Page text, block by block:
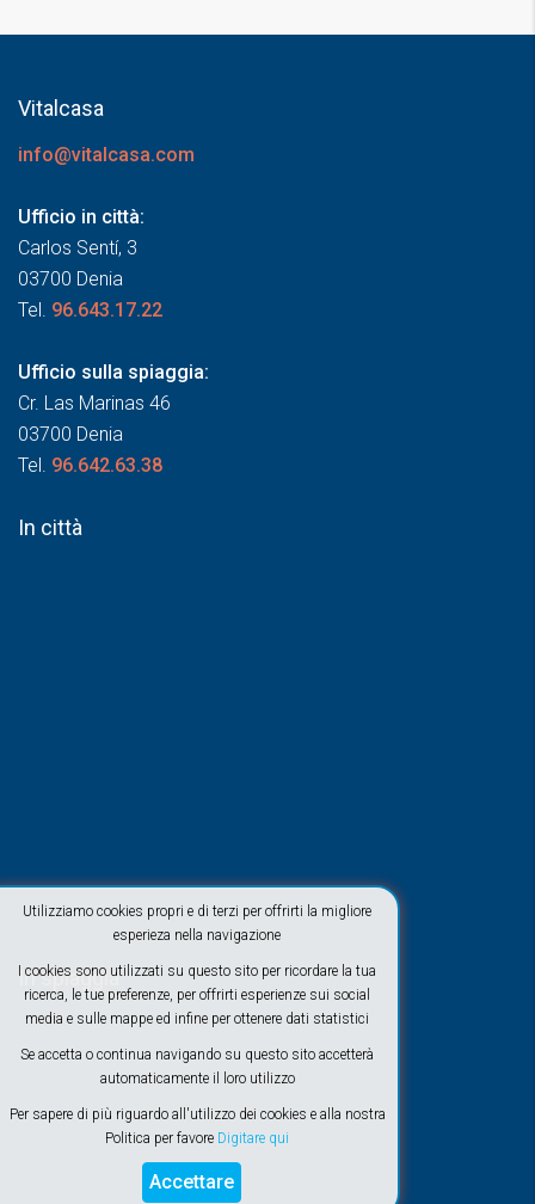
Utilizziamo cookies propri e di terzi per offrirti la migliore
esperieza nella navigazione
I cookies sono utilizzati su questo sito per ricordare la tua
ricerca, le tue preferenze, per offrirti esperienze sui social
media e sulle mappe ed infine per ottenere dati statistici
Se accetta o continua navigando su questo sito accetterà
automaticamente il loro utilizzo
Per sapere di più riguardo all'utilizzo dei cookies e alla nostra
Politica per favore Digitare qui
Accettare
Vitalcasa
info@vitalcasa.com
Ufficio in città:
Carlos Sentí, 3
03700 Denia
Tel. 96.643.17.22
Ufficio sulla spiaggia:
Cr. Las Marinas 46
03700 Denia
Tel. 96.642.63.38
In città
In spiaggia